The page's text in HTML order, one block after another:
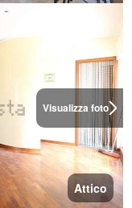
Visualizza foto
Attico